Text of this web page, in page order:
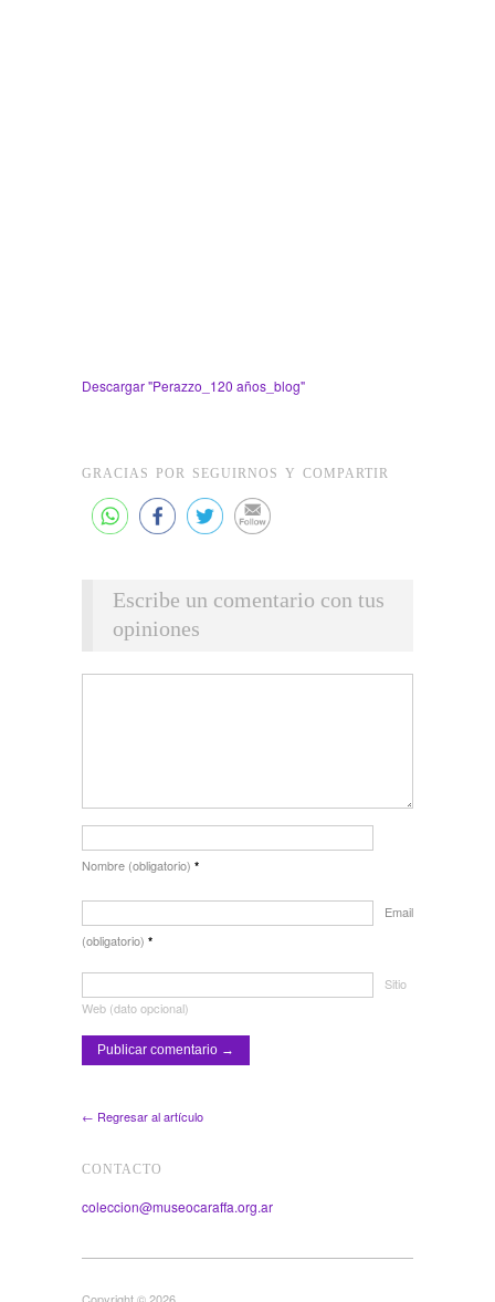
Descargar "Perazzo_120 años_blog"
GRACIAS POR SEGUIRNOS Y COMPARTIR
Escribe un comentario con tus
opiniones
Nombre (obligatorio) *
Email
(obligatorio) *
Sitio
Web (dato opcional)
← Regresar al artículo
CONTACTO
coleccion@museocaraffa.org.ar
Copyright © 2026